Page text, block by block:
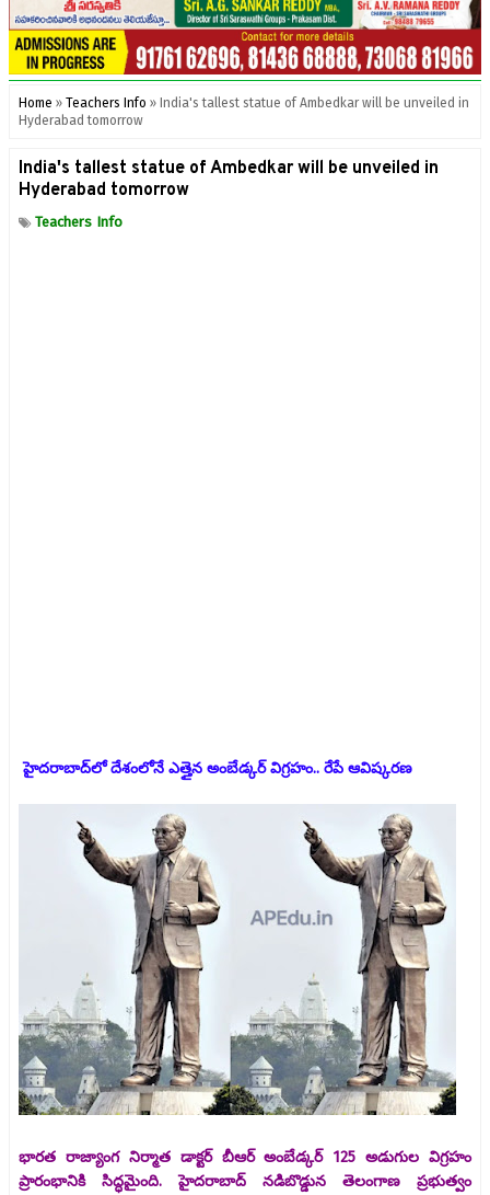
Home » Teachers Info » India's tallest statue of Ambedkar will be unveiled in
Hyderabad tomorrow
India's tallest statue of Ambedkar will be unveiled in
Hyderabad tomorrow
Teachers Info
హైదరాబాద్​లో దేశంలోనే ఎత్తైన అంబేడ్కర్‌ విగ్రహం.. రేపే ఆవిష్కరణ
భారత రాజ్యాంగ నిర్మాత డాక్టర్‌ బీఆర్‌ అంబేడ్కర్‌ 125 అడుగుల విగ్రహం
ప్రారంభానికి సిద్ధమైంది. హైదరాబాద్ నడిబొడ్డున తెలంగాణ ప్రభుత్వం